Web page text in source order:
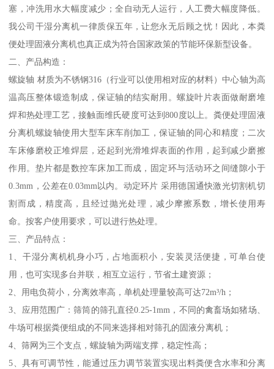
塞，冲洗用水大幅度减少；全自动无人运行，人工费大幅度降低。
我公司干湿分离机一律质保五年，让您永无后顾之忧！因此，本粪
便处理固液分离机也真正成为符合国家政策的节能环保新型设备。
二、产品构造：
螺旋轴 材质为不锈钢316（行业可以使用相对应的材料）中心轴为高
温高压整体锻造制成，保证轴的结实耐用。螺旋叶片表面做耐磨堆
焊和热处理工艺，接触面维氏硬度可达到800度以上。粪便处理固液
分离机螺旋轴使用大型车床车削加工，保证轴的同心和精度；二次
车床修磨校正堆焊层，还起到光滑堆焊表面的作用，起到减少磨擦
作用。垫片都是数控车床加工而成，固定环与活动环之间缝隙小于
0.3mm，公差在0.03mm以内。动定环片 采用德国通快激光切割机切
割而成，精度高，且经过抛光处理，减少摩擦系数，增长使用寿
命。按客户使用要求，可以进行热处理。
三、产品特点：
1、干湿分离机机身小巧，占地面积小，安装灵活便捷，可单台使
用，也可实现多台并联，相互立运行，节省土建资源；
2、用电负荷小，分离效率高，单机处理量较高可达72m³/h；
3、应用范围广：筛筒的筛孔直径0.25-1mm，不同的禽畜场如猪场、
牛场可根据粪便组成的不同来选择相对筛孔的固液分离机；
4、筛网为三个支点，螺旋轴为两端支撑，稳定性高；
5、具有可调节性，能通过压力调节装置实现出料粪便含水率和分离